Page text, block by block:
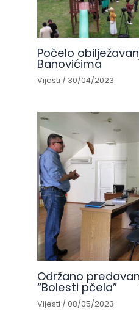
Počelo
Banovićima
Vijesti / 30/04/2023
Održano
“Bolesti pčela”
Vijesti /08/05/2023